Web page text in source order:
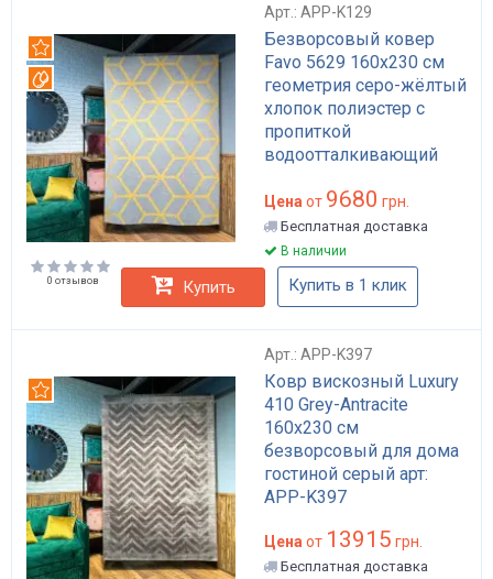
Арт.: APP-K129
Безворсовый ковер
Favo 5629 160x230 см
геометрия серо-жёлтый
хлопок полиэстер с
пропиткой
водоотталкивающий
K129
Рекомендуем
Вотерпруф
Цена от 9680 грн.
Бесплатная доставка
В наличии
0 отзывов Купить Купить в 1 клик
Арт.: APP-K397
Ковр вискозный Luxury
410 Grey-Antracite
160x230 см
безворсовый для дома
гостиной серый арт:
APP-K397
Рекомендуем
Цена от 13915 грн.
Бесплатная доставка